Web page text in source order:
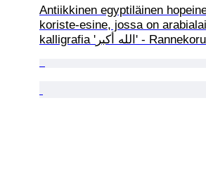
Antiikkinen egyptiläinen
koriste-esine, jossa on
kalligrafia 'الله أكبر' - Rannekoru